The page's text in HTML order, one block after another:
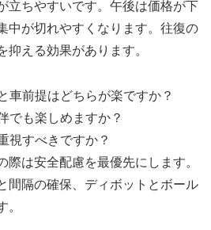
立ちやすいです。午後は価格が下
中が切れやすくなります。往復の
抑える効果があります。
車前提はどちらが楽ですか？
でも楽しめますか？
視すべきですか？
際は安全配慮を最優先にします。
間隔の確保、ディボットとボール
。